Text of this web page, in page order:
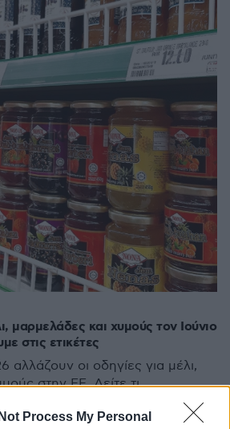
Process My Personal
μαρμελάδες και χυμούς τον Ιούνιο
στις ετικέτες
αλλάζουν οι οδηγίες για μέλι,
στην ΕΕ. Δείτε τι
θα πρέπει να γράφουν οι ετικέτες